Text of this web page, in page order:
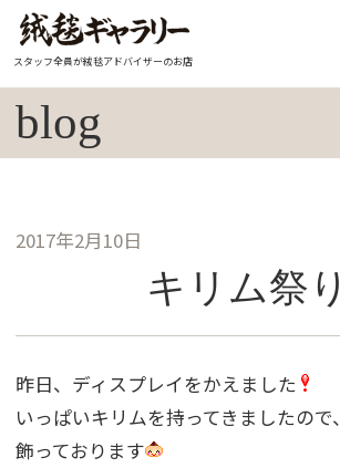
スタッフ全員が絨毯アドバイザーのお店
blog
2017年2月10日
キリム祭り
昨日、ディスプレイをかえました
いっぱいキリムを持ってきましたので、
飾っております